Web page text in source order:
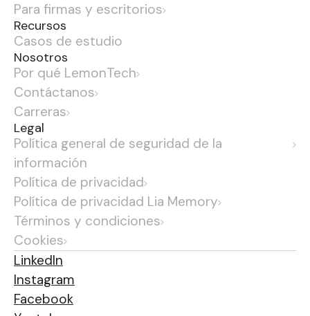
Para firmas y escritorios
Recursos
Casos de estudio
Nosotros
Por qué LemonTech
Contáctanos
Carreras
Legal
Política general de seguridad de la
información
Política de privacidad
Política de privacidad Lia Memory
Términos y condiciones
Cookies
LinkedIn
Instagram
Facebook